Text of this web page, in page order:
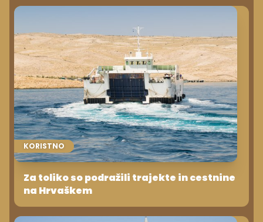
KORISTNO
Za toliko so podražili trajekte in cestnine
na Hrvaškem